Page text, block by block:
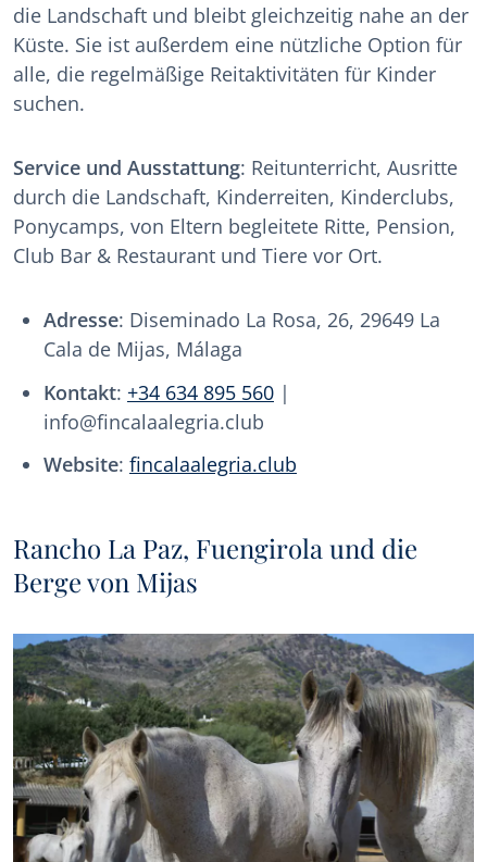
die Landschaft und bleibt gleichzeitig nahe an der
Küste. Sie ist außerdem eine nützliche Option für
alle, die regelmäßige Reitaktivitäten für Kinder
suchen.
Service und Ausstattung: Reitunterricht, Ausritte
durch die Landschaft, Kinderreiten, Kinderclubs,
Ponycamps, von Eltern begleitete Ritte, Pension,
Club Bar & Restaurant und Tiere vor Ort.
Adresse: Diseminado La Rosa, 26, 29649 La
Cala de Mijas, Málaga
Kontakt: +34 634 895 560 |
info@fincalaalegria.club
Website: fincalaalegria.club
Rancho La Paz, Fuengirola und die
Berge von Mijas